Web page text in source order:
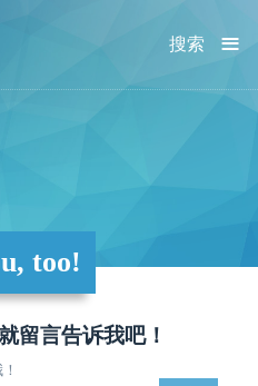
≡
搜索
too!
留言告诉我吧！